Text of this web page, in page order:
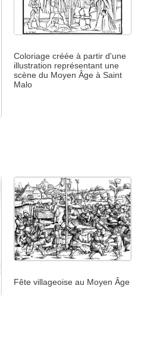
Coloriage créée à partir d'une
illustration représentant une
scène du Moyen Âge à Saint
Malo
Fête villageoise au Moyen Âge